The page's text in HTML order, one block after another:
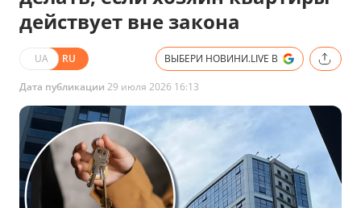
действует вне закона
UA RU ВЫБЕРИ НОВИНИ.LIVE В
Дата публикации 29 июля 2026 16:13